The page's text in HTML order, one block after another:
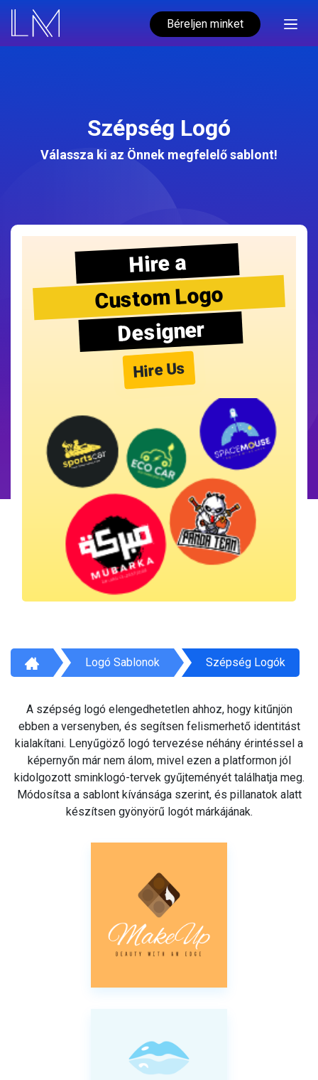
Béreljen minket
Szépség Logó
Válassza ki az Önnek megfelelő sablont!
Hire a
Custom Logo
Designer
Hire Us
Logó Sablonok Szépség Logók
A szépség logó elengedhetetlen ahhoz, hogy kitűnjön
ebben a versenyben, és segítsen felismerhető identitást
kialakítani. Lenyűgöző logó tervezése néhány érintéssel a
képernyőn már nem álom, mivel ezen a platformon jól
kidolgozott sminklogó-tervek gyűjteményét találhatja meg.
Módosítsa a sablont kívánsága szerint, és pillanatok alatt
készítsen gyönyörű logót márkájának.